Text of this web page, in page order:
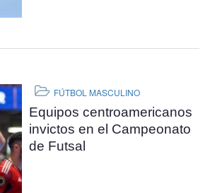
FÚTBOL MASCULINO
Equipos centroamericanos
invictos en el Campeonato
de Futsal